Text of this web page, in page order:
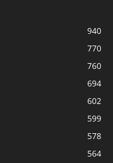
940
770
760
694
602
599
578
564